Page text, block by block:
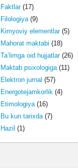
Faktlar(17)
Filologiya(9)
Kimyoviy elementlar(5)
Mahorat maktabi (18)
Ta’limga oid hujjatlar(26)
Maktab psixologiga(11)
Elektron jurnal (57)
Energotejamkorlik(4)
Etimologiya(16)
Bu kun tarixda(7)
Hazil (1)